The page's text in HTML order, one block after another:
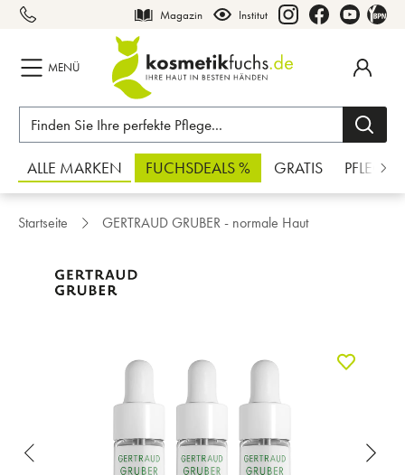
springen Magazin Institut
MENÜ
ALLE MARKEN FUCHSDEALS % GRATIS PFLEGE
Startseite GERTRAUD GRUBER - normale Haut